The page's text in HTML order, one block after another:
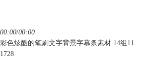
00:00/00:00
彩色炫酷的笔刷文字背景字幕条素材 14组11
1728